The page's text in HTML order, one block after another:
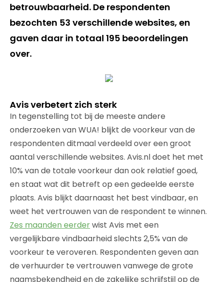
betrouwbaarheid. De respondenten
bezochten 53 verschillende websites, en
gaven daar in totaal 195 beoordelingen
over.
Avis verbetert zich sterk
In tegenstelling tot bij de meeste andere
onderzoeken van WUA! blijkt de voorkeur van de
respondenten ditmaal verdeeld over een groot
aantal verschillende websites. Avis.nl doet het met
10% van de totale voorkeur dan ook relatief goed,
en staat wat dit betreft op een gedeelde eerste
plaats. Avis blijkt daarnaast het best vindbaar, en
weet het vertrouwen van de respondent te winnen.
Zes maanden eerderwist Avis met een
vergelijkbare vindbaarheid slechts 2,5% van de
voorkeur te veroveren. Respondenten geven aan
de verhuurder te vertrouwen vanwege de grote
naamsbekendheid en de zakelijke schrijfstijl op de